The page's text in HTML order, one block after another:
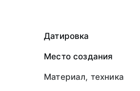
Датировка
Место создания
Материал, техника